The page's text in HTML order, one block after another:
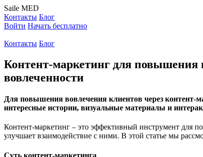
Saile MED
Контакты Блог
Войти Начать бесплатно
Контакты Блог
Контент-маркетинг для повышения
вовлеченности
Для повышения вовлечения клиентов через контент-
интересные истории, визуальные материалы и
Контент-маркетинг – это эффективный инструмент для
улучшает взаимодействие с ними. В этой статье мы
Суть контент-маркетинга